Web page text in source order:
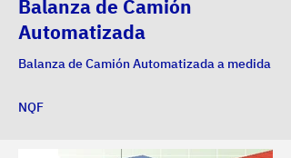
Balanza de Camión
Automatizada
Balanza de Camión Automatizada a medida
NQF